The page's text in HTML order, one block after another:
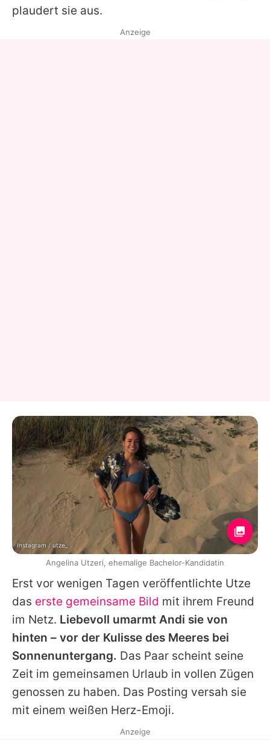
plaudert sie aus.
Erst vor wenigen Tagen veröffentlichte Utze
das erste gemeinsame Bild mit ihrem Freund
im Netz. Liebevoll umarmt Andi sie von
hinten – vor der Kulisse des Meeres bei
Sonnenuntergang. Das Paar scheint seine
Zeit im gemeinsamen Urlaub in vollen Zügen
genossen zu haben. Das Posting versah sie
mit einem weißen Herz-Emoji.
Anzeige
Instagram / utze_
Angelina Utzeri, ehemalige Bachelor-Kandidatin
Anzeige